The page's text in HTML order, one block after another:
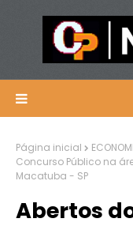
Página inicial
Concurso Público na
Macatuba - SP
Abertos